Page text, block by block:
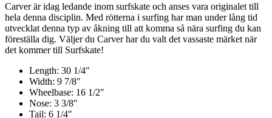
Carver är idag ledande inom surfskate och anses vara originalet till
hela denna disciplin. Med rötterna i surfing har man under lång tid
utvecklat denna typ av åkning till att komma så nära surfing du kan
föreställa dig. Väljer du Carver har du valt det vassaste märket när
det kommer till Surfskate!
Length: 30 1/4″
Width: 9 7/8″
Wheelbase: 16 1/2″
Nose: 3 3/8″
Tail: 6 1/4″